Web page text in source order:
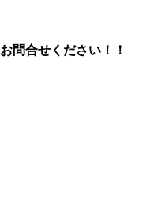
お問合せください！！